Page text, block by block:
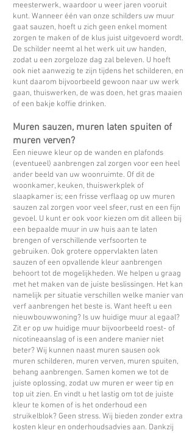
meesterwerk, waardoor u weer jaren vooruit
kunt. Wanneer één van onze schilders uw muur
gaat sauzen, hoeft u zich geen enkel moment
zorgen te maken of de klus juist uitgevoerd wordt.
De schilder neemt al het werk uit uw handen,
zodat u een zorgeloze dag zal beleven. U hoeft
ook niet aanwezig te zijn tijdens het schilderen, en
kunt daarom bijvoorbeeld gewoon naar uw werk
gaan, thuiswerken, de was doen, het gras maaien
of een bakje koffie drinken.
Muren sauzen, muren laten spuiten of
muren verven?
Een nieuwe kleur op de wanden en plafonds
(eventueel) aanbrengen zal zorgen voor een heel
ander beeld van uw woonruimte. Of dit de
woonkamer, keuken, thuiswerkplek of
slaapkamer is; een frisse verflaag op uw muren
sauzen zal zorgen voor veel sfeer, rust en een fijn
gevoel. U kunt er ook voor kiezen om dit alleen bij
een bepaalde muur in uw huis aan te laten
brengen of verschillende verfsoorten te
gebruiken. Ook grotere oppervlakten laten
sauzen of een opvallende kleur aanbrengen
behoort tot de mogelijkheden. We helpen u graag
met het maken van de juiste beslissingen. Het kan
namelijk per situatie verschillen welke manier van
verf aanbrengen het beste is. Want heeft u een
nieuwbouwwoning? Is uw huidige muur al egaal?
Zit er op uw huidige muur bijvoorbeeld roest- of
nicotineaanslag of is een andere manier niet
beter? Wij kunnen naast muren sausen ook
muren schilderen, muren verven, muren spuiten,
behang aanbrengen. Samen komen we tot de
juiste oplossing, zodat uw muren er weer tip en
top uit zien. En vindt u het lastig om tot de juiste
kleur te komen of is het onderhoud een
struikelblok? Geen stress. Wij bieden zonder extra
kosten kleur en onderhoudsadvies aan. Dankzij